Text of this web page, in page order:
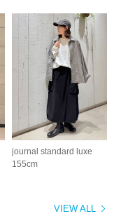
journal standard luxe
155cm
VIEW ALL